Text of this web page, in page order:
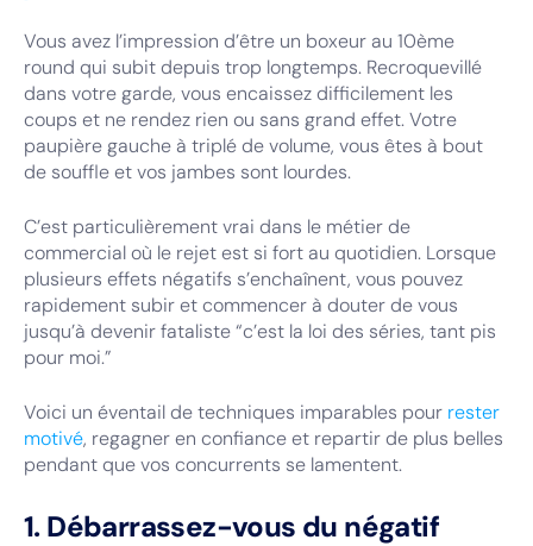
Vous avez l’impression d’être un boxeur au 10ème
round qui subit depuis trop longtemps. Recroquevillé
dans votre garde, vous encaissez difficilement les
coups et ne rendez rien ou sans grand effet. Votre
paupière gauche à triplé de volume, vous êtes à bout
de souffle et vos jambes sont lourdes.
C’est particulièrement vrai dans le métier de
commercial où le rejet est si fort au quotidien. Lorsque
plusieurs effets négatifs s’enchaînent, vous pouvez
rapidement subir et commencer à douter de vous
jusqu’à devenir fataliste “c’est la loi des séries, tant pis
pour moi.”
Voici un éventail de techniques imparables pour rester
motivé, regagner en confiance et repartir de plus belles
pendant que vos concurrents se lamentent.
1. Débarrassez-vous du négatif